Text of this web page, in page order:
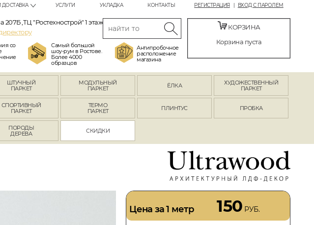
РЕГИСТРАЦИЯ ВХОД С ПАРОЛЕМ
ДОСТАВКА УСЛУГИ УКЛАДКА КОНТАКТЫ
207Б ,ТЦ "Ростехнострой" 1 этаж
со
Самый большой
шоу-рум в Ростове.
Более 4000
образцов
Антипробочное
расположение
магазина
КОРЗИНА
Корзина пуста
ШТУЧНЫЙ
ПАРКЕТ
МОДУЛЬНЫЙ
ПАРКЕТ
ЁЛКА
ХУДОЖЕСТВЕННЫЙ
ПАРКЕТ
СПОРТИВНЫЙ
ПАРКЕТ
ТЕРМО
ПАРКЕТ
ПЛИНТУС ПРОБКА
ПОРОДЫ
ДЕРЕВА
СКИДКИ
Цена за 1 метр 150 РУБ.